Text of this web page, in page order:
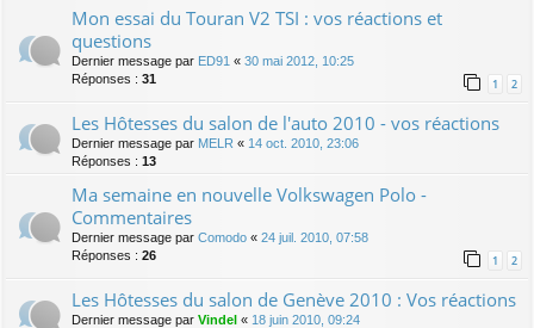
Mon essai du Touran V2 TSI : vos réactions et
questions
Dernier message par ED91 « 30 mai 2012, 10:25
Réponses : 31 1 2
Les Hôtesses du salon de l'auto 2010 - vos réactions
Dernier message par MELR « 14 oct. 2010, 23:06
Réponses : 13
Ma semaine en nouvelle Volkswagen Polo -
Commentaires
Dernier message par Comodo « 24 juil. 2010, 07:58
Réponses : 26 1 2
Les Hôtesses du salon de Genève 2010 : Vos réactions
Dernier message par Vindel « 18 juin 2010, 09:24